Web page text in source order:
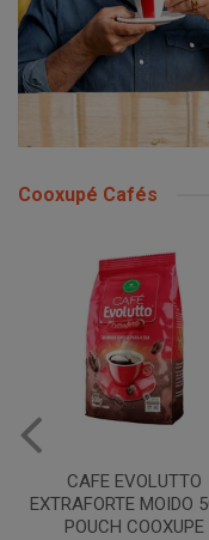
Cooxupé Cafés
CAFE EVOLUTTO
EXTRAFORTE MOIDO
POUCH COOXUPE